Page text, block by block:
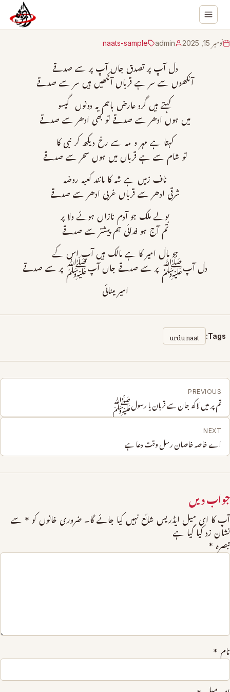
نومبر 15, 2025 admin
naats-sample
دل آپ پر تصدق جاں آپ پر سے صدقے
آنکھوں سے سر ہے قرباں آنکھیں ہیں سر سے صدقے
کہتے ہیں گرد عارض باہم یہ دونوں گیسو
میں ہوں ادھر سے صدقے تو بھی ادھر سے صدقے
کہتا ہے مہر و مہ سے رخ دیکھ کر نبی کا
تو شام سے ہے قرباں میں ہوں سحر سے صدقے
ناف زمیں ہے شہ کا مانند کعبہ روضہ
شرقی ادھر سے قرباں غربی ادھر سے صدقے
بولے ملک جو آدم نازاں ہوئے ولا پر
تم آج ہو فدائی ہم پیشتر سے صدقے
جو مال امیر کا ہے مالک ہیں آپ اس کے
دل آپﷺ پر سے صدقے جاں آپﷺ پر سے صدقے
امیر مینائی
Tags:
urdu naat
PREVIOUS
تم پر میں لاکھ جان سے قربان یا رسولﷺ
NEXT
اے خاصہ خاصان رسل وقت دعا ہے
جواب دیں
آپ کا ای میل ایڈریس شائع نہیں کیا جائے گا۔ ضروری خانوں کو * سے
نشان زد کیا گیا ہے
تبصرہ *
نام *